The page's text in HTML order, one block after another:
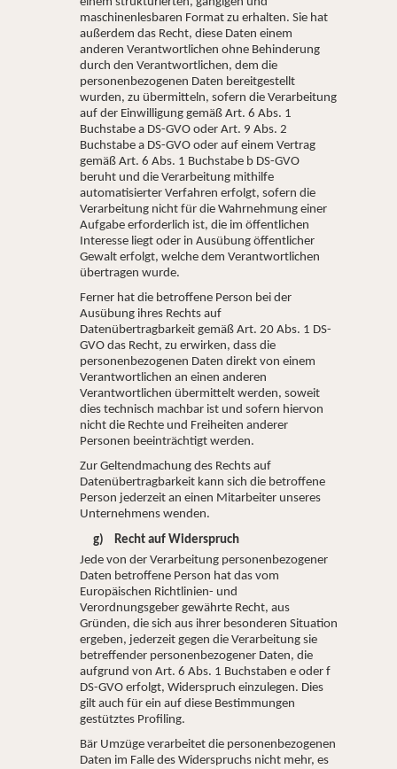
maschinenlesbaren Format zu erhalten. Sie hat
außerdem das Recht, diese Daten einem
anderen Verantwortlichen ohne Behinderung
durch den Verantwortlichen, dem die
personenbezogenen Daten bereitgestellt
wurden, zu übermitteln, sofern die Verarbeitung
auf der Einwilligung gemäß Art. 6 Abs. 1
Buchstabe a DS-GVO oder Art. 9 Abs. 2
Buchstabe a DS-GVO oder auf einem Vertrag
gemäß Art. 6 Abs. 1 Buchstabe b DS-GVO
beruht und die Verarbeitung mithilfe
automatisierter Verfahren erfolgt, sofern die
Verarbeitung nicht für die Wahrnehmung einer
Aufgabe erforderlich ist, die im öffentlichen
Interesse liegt oder in Ausübung öffentlicher
Gewalt erfolgt, welche dem Verantwortlichen
übertragen wurde.
Ferner hat die betroffene Person bei der
Ausübung ihres Rechts auf
Datenübertragbarkeit gemäß Art. 20 Abs. 1 DS-
GVO das Recht, zu erwirken, dass die
personenbezogenen Daten direkt von einem
Verantwortlichen an einen anderen
Verantwortlichen übermittelt werden, soweit
dies technisch machbar ist und sofern hiervon
nicht die Rechte und Freiheiten anderer
Personen beeinträchtigt werden.
Zur Geltendmachung des Rechts auf
Datenübertragbarkeit kann sich die betroffene
Person jederzeit an einen Mitarbeiter unseres
Unternehmens wenden.
g) Recht auf Widerspruch
Jede von der Verarbeitung personenbezogener
Daten betroffene Person hat das vom
Europäischen Richtlinien- und
Verordnungsgeber gewährte Recht, aus
Gründen, die sich aus ihrer besonderen Situation
ergeben, jederzeit gegen die Verarbeitung sie
betreffender personenbezogener Daten, die
aufgrund von Art. 6 Abs. 1 Buchstaben e oder f
DS-GVO erfolgt, Widerspruch einzulegen. Dies
gilt auch für ein auf diese Bestimmungen
gestütztes Profiling.
Bär Umzüge verarbeitet die personenbezogenen
Daten im Falle des Widerspruchs nicht mehr, es